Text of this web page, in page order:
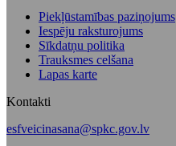
Piekļūstamības paziņojums
Iespēju raksturojums
Sīkdatņu politika
Trauksmes celšana
Lapas karte
Kontakti
esfveicinasana@spkc.gov.lv